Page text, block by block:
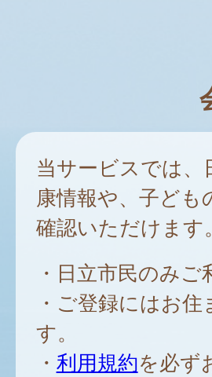
当サービスでは
康情報や、子ども
確認いただけます。
・日立市民のみ
・ご登録にはお
す。
・ 利用規約を必ず